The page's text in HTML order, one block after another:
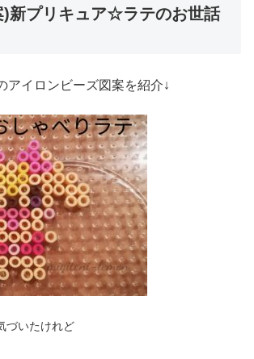
)新プリキュア☆ラテのお世話
アイロンビーズ図案を紹介↓
づいたけれど